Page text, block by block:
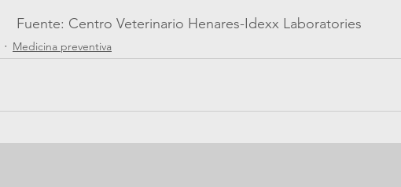
         Fuente: Centro Veterinario Henares-Idexx Laboratories
Medicina preventiva